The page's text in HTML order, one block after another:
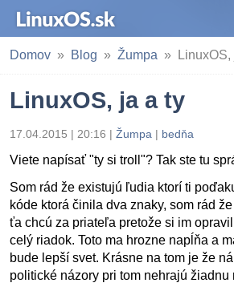
Domov Blog Žumpa
LinuxOS, ja a ty
17.04.2015 | 20:16 | Žumpa | bedňa
Viete napísať "ty si troll"? Tak ste tu
Som rád že existujú ľudia ktorí ti
kóde ktorá činila dva znaky, som rád
ťa chcú za priateľa pretože si im
celý riadok. Toto ma hrozne napĺňa a
bude lepší svet. Krásne na tom je že
politické názory pri tom nehrajú žiadnu